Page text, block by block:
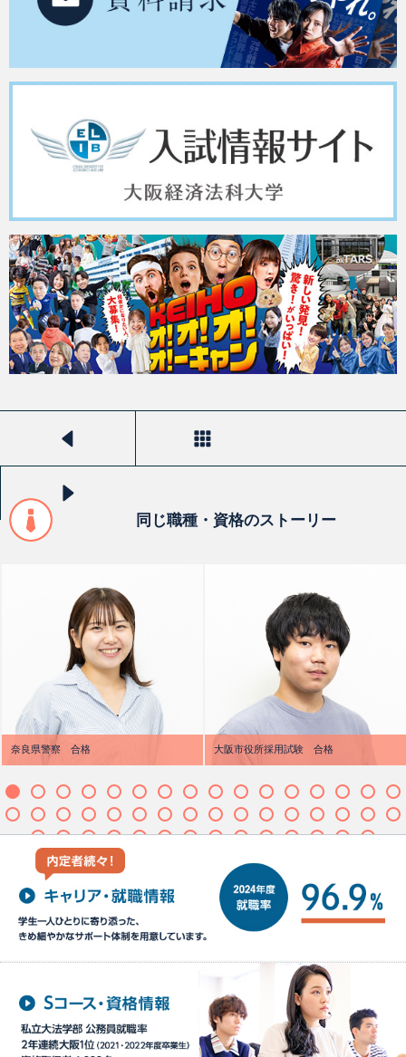
同じ職種・資格のストーリー
奈良県警察 合格
和歌山県立貴志川高校
大阪市役所採用試験 合格
大阪府立八尾北高校